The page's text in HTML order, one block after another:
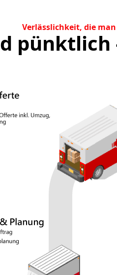
Verlässlichkeit, die